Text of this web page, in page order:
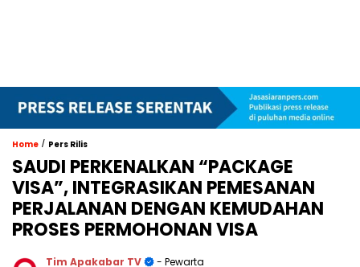
Home / Pers Rilis
SAUDI PERKENALKAN “PACKAGE
VISA”, INTEGRASIKAN PEMESANAN
PERJALANAN DENGAN KEMUDAHAN
PROSES PERMOHONAN VISA
Tim Apakabar TV
- Pewarta